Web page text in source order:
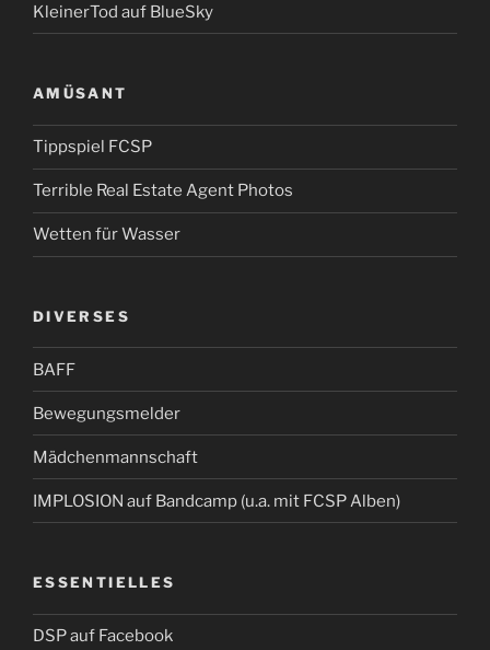
KleinerTod auf BlueSky
AMÜSANT
Tippspiel FCSP
Terrible Real Estate Agent Photos
Wetten für Wasser
DIVERSES
BAFF
Bewegungsmelder
Mädchenmannschaft
IMPLOSION auf Bandcamp (u.a. mit FCSP Alben)
ESSENTIELLES
DSP auf Facebook